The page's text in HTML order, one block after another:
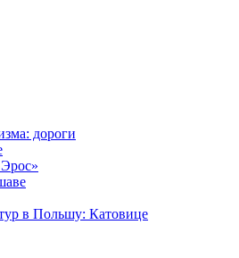
дороги
в Польшу: Катовице